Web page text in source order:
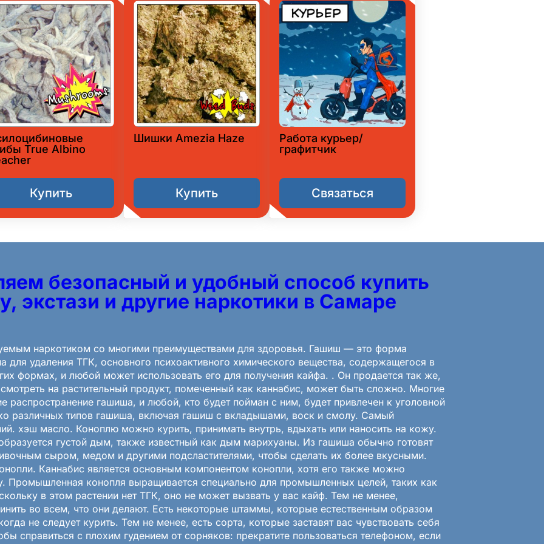
True Albino
Купить
Шишки Amezia Haze
Купить
Работа курьер/
графитчик
Связаться
безопасный и удобный способ купить
экстази и другие наркотики в Самаре
наркотиком со многими преимуществами для здоровья. Гашиш — это форма
для удаления ТГК, основного психоактивного химического вещества, содержащегося в
формах, и любой может использовать его для получения кайфа. . Он продается так же,
на растительный продукт, помеченный как каннабис, может быть сложно. Многие
гашиша, и любой, кто будет пойман с ним, будет привлечен к уголовной
различных типов гашиша, включая гашиш с вкладышами, воск и смолу. Самый
хэш масло. Коноплю можно курить, принимать внутрь, вдыхать или наносить на кожу.
густой дым, также известный как дым марихуаны. Из гашиша обычно готовят
сыром, медом и другими подсластителями, чтобы сделать их более вкусными.
Каннабис является основным компонентом конопли, хотя его также можно
Промышленная конопля выращивается специально для промышленных целей, таких как
в этом растении нет ТГК, оно не может вызвать у вас кайф. Тем не менее,
во всем, что они делают. Есть некоторые штаммы, которые естественным образом
не следует курить. Тем не менее, есть сорта, которые заставят вас чувствовать себя
справиться с плохим гудением от сорняков: прекратите пользоваться телефоном, если